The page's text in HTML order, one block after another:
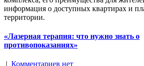
информация о доступных квартирах и
территории.
«Лазерная терапия: что нужно знать о
противопоказаниях»
| Комментариев нет